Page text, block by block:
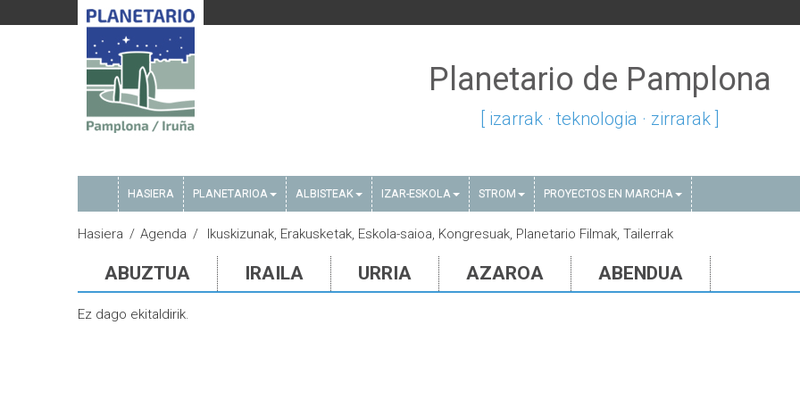
Planetario de Pamplona
[ izarrak · teknologia · zirrarak ]
HASIERA PLANETARIOA ALBISTEAK IZAR-ESKOLA STROM PROYECTOS EN MARCHA
Hasiera Agenda Ikuskizunak, Erakusketak, Eskola-saioa, Kongresuak, Planetario Filmak, Tailerrak
ABUZTUA IRAILA URRIA AZAROA ABENDUA
Ez dago ekitaldirik.